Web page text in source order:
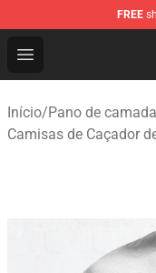
FREE
Open menu
Kimetsu no
Início/Pano de
Camisas de Caçador